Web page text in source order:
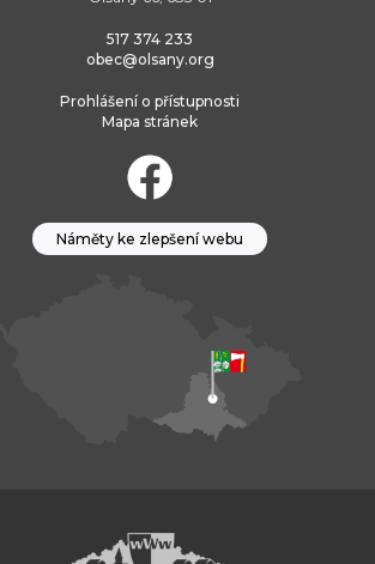
517 374 233
obec@olsany.org
Prohlášení o přístupnosti
Mapa stránek
Náměty ke zlepšení webu